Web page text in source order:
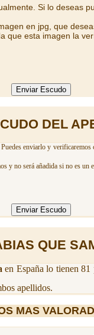
Si lo deseas
en jpg, que
que esta imagen la
DEL
enviarlo y
y no será añadida si no es un
QUE
en España lo tienen
apellidos.
MAS